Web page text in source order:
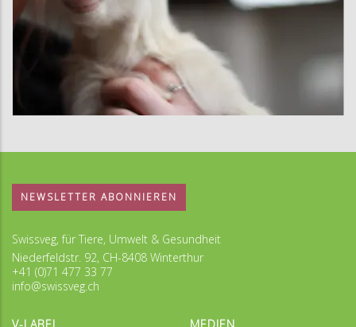
NEWSLETTER ABONNIEREN
Swissveg, für Tiere, Umwelt & Gesundheit
Niederfeldstr. 92, CH-8408 Winterthur
+41 (0)71 477 33 77
info@swissveg.ch